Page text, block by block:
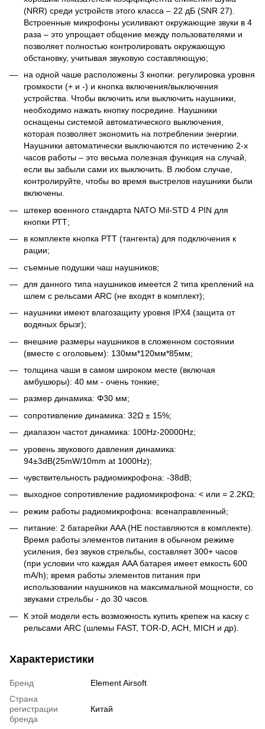
(NRR) среди устройств этого класса – 22 дБ (SNR 27).
Встроенные микрофоны усиливают окружающие звуки в 4
раза – это упрощает общение между пользователями и
позволяет полностью контролировать окружающую
обстановку, учитывая звуковую составляющую;
на одной чаше расположены 3 кнопки: регулировка уровня
громкости (+ и -) и кнопка включения/выключения
устройства. Чтобы включить или выключить наушники,
необходимо нажать кнопку посредине. Наушники
оснащены системой автоматического выключения,
которая позволяет экономить на потреблении энергии.
Наушники автоматически выключаются по истечению 2-х
часов работы – это весьма полезная функция на случай,
если вы забыли сами их выключить. В любом случае,
контролируйте, чтобы во время выстрелов наушники были
включены.
штекер военного стандарта NATO Mil-STD 4 PIN для
кнопки РТТ;
в комплекте кнопка PTT (тангента) для подключения к
рации;
съемные подушки чаш наушников;
для данного типа наушников имеется 2 типа креплений на
шлем с рельсами ARC (не входят в комплект);
наушники имеют влагозащиту уровня IPX4 (защита от
водяных брызг);
внешние размеры наушников в сложенном состоянии
(вместе с оголовьем): 130мм*120мм*85мм;
толщина чаши в самом широком месте (включая
амбушюры): 40 мм - очень тонкие;
размер динамика: Φ30 мм;
сопротивление динамика: 32Ω ± 15%;
диапазон частот динамика: 100Hz-20000Hz;
уровень звукового давления динамика:
94±3dB(25mW/10mm at 1000Hz);
чувствительность радиомикрофона: -38dB;
выходное сопротивление радиомикрофона: < или = 2.2KΩ;
режим работы радиомикрофона: всенаправленный;
питание: 2 батарейки AAA (НЕ поставляются в комплекте).
Время работы элементов питания в обычном режиме
усиления, без звуков стрельбы, составляет 300+ часов
(при условии что каждая AAA батарея имеет емкость 600
mA/h); время работы элементов питания при
использовании наушников на максимальной мощности, со
звуками стрельбы - до 30 часов.
К этой модели есть возможность купить крепеж на каску с
рельсами ARC (шлемы FAST, TOR-D, ACH, MICH и др).
Характеристики
Бренд
Element Airsoft
Страна
регистрации
бренда
Китай